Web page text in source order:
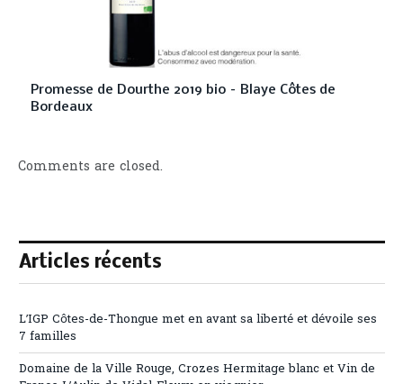
Promesse de Dourthe 2019 bio – Blaye Côtes de
Bordeaux
Comments are closed.
Articles récents
L’IGP Côtes-de-Thongue met en avant sa liberté et dévoile ses
7 familles
Domaine de la Ville Rouge, Crozes Hermitage blanc et Vin de